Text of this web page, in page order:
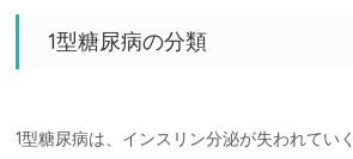
1型糖尿病の分類
1型糖尿病は、インスリン分泌が失われてい